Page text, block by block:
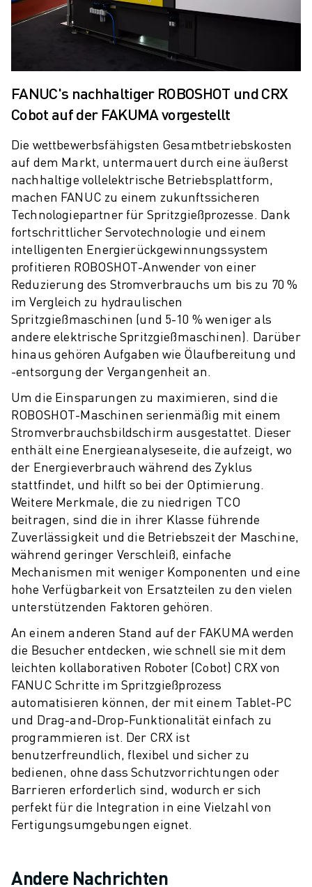
ÜBER FANUC
FANUC IN EUROPA
GESTALTEN SIE IHRE ZUKUNFT MIT FANUC
JETZT BEWERBEN » KARRIEREPORTAL
KONTAKT
STANDORTE
IMPRESSUM
FANUC's nachhaltiger ROBOSHOT und CRX
Cobot auf der FAKUMA vorgestellt
Die wettbewerbsfähigsten Gesamtbetriebskosten
auf dem Markt, untermauert durch eine äußerst
nachhaltige vollelektrische Betriebsplattform,
machen FANUC zu einem zukunftssicheren
Technologiepartner für Spritzgießprozesse. Dank
fortschrittlicher Servotechnologie und einem
intelligenten Energierückgewinnungssystem
profitieren ROBOSHOT-Anwender von einer
Reduzierung des Stromverbrauchs um bis zu 70 %
im Vergleich zu hydraulischen
Spritzgießmaschinen (und 5-10 % weniger als
andere elektrische Spritzgießmaschinen). Darüber
hinaus gehören Aufgaben wie Ölaufbereitung und
-entsorgung der Vergangenheit an.
Um die Einsparungen zu maximieren, sind die
ROBOSHOT-Maschinen serienmäßig mit einem
Stromverbrauchsbildschirm ausgestattet. Dieser
enthält eine Energieanalyseseite, die aufzeigt, wo
der Energieverbrauch während des Zyklus
stattfindet, und hilft so bei der Optimierung.
Weitere Merkmale, die zu niedrigen TCO
beitragen, sind die in ihrer Klasse führende
Zuverlässigkeit und die Betriebszeit der Maschine,
während geringer Verschleiß, einfache
Mechanismen mit weniger Komponenten und eine
hohe Verfügbarkeit von Ersatzteilen zu den vielen
unterstützenden Faktoren gehören.
An einem anderen Stand auf der FAKUMA werden
die Besucher entdecken, wie schnell sie mit dem
leichten kollaborativen Roboter (Cobot) CRX von
FANUC Schritte im Spritzgießprozess
automatisieren können, der mit einem Tablet-PC
und Drag-and-Drop-Funktionalität einfach zu
programmieren ist. Der CRX ist
benutzerfreundlich, flexibel und sicher zu
bedienen, ohne dass Schutzvorrichtungen oder
Barrieren erforderlich sind, wodurch er sich
perfekt für die Integration in eine Vielzahl von
Fertigungsumgebungen eignet.
Andere Nachrichten